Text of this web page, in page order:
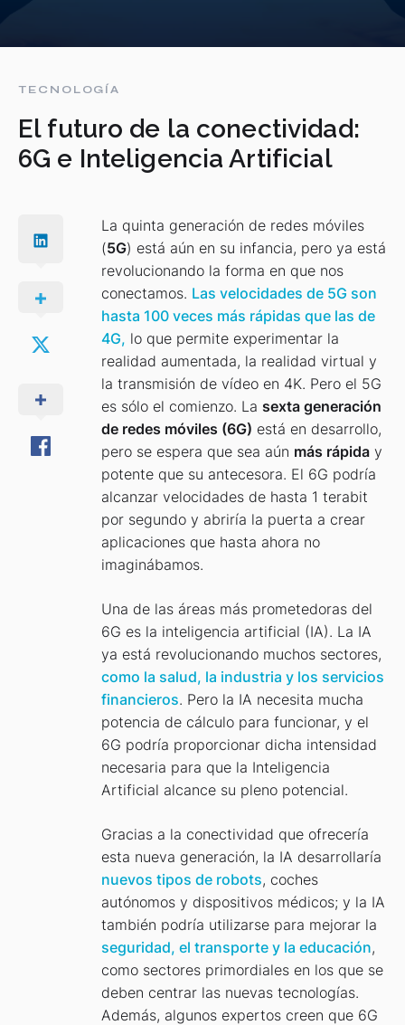
TECNOLOGÍA
El futuro de la conectividad:
6G e Inteligencia Artificial
La quinta generación de redes móviles
(5G) está aún en su infancia, pero ya está
revolucionando la forma en que nos
conectamos. Las velocidades de 5G son
hasta 100 veces más rápidas que las de
4G, lo que permite experimentar la
realidad aumentada, la realidad virtual y
la transmisión de vídeo en 4K. Pero el 5G
es sólo el comienzo. La sexta generación
de redes móviles (6G) está en desarrollo,
pero se espera que sea aún más rápida y
potente que su antecesora. El 6G podría
alcanzar velocidades de hasta 1 terabit
por segundo y abriría la puerta a crear
aplicaciones que hasta ahora no
imaginábamos.
Una de las áreas más prometedoras del
6G es la inteligencia artificial (IA). La IA
ya está revolucionando muchos sectores,
como la salud, la industria y los servicios
financieros. Pero la IA necesita mucha
potencia de cálculo para funcionar, y el
6G podría proporcionar dicha intensidad
necesaria para que la Inteligencia
Artificial alcance su pleno potencial.
Gracias a la conectividad que ofrecería
esta nueva generación, la IA desarrollaría
nuevos tipos de robots, coches
autónomos y dispositivos médicos; y la IA
también podría utilizarse para mejorar la
seguridad, el transporte y la educación,
como sectores primordiales en los que se
deben centrar las nuevas tecnologías.
Además, algunos expertos creen que 6G